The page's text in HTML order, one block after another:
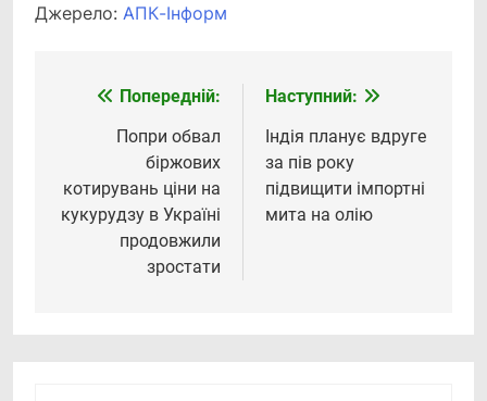
Джерело: АПК-Інформ
Навігація
записів
Попередній:
Попри обвал
біржових
котирувань ціни на
кукурудзу в Україні
продовжили
зростати
Наступний:
Індія планує вдруге
за пів року
підвищити імпортні
мита на олію